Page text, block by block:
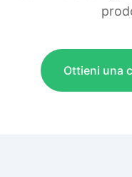
Ottieni una